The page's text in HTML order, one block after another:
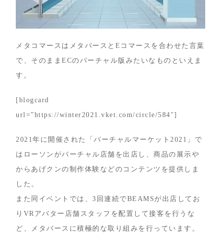
メタコマースはメタバースとEコマースを合わせた言葉
で、そのままECのバーチャル版みたいなものといえま
す。
[blogcard
url=”https://winter2021.vket.com/circle/584″]
2021年に開催された「バーチャルマーケット2021」で
はローソンがバーチャル店舗を出店し、商品の展示や
からあげクンの制作体験などのコンテンツを提供しま
した。
また同イベントでは、3回連続でBEAMSが出店してお
りVRアバター店舗スタッフを配置して接客を行うな
ど、メタバースに積極的な取り組みを行っています。